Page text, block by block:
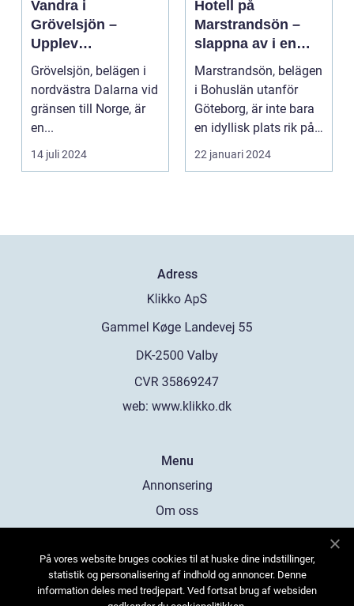
Vandra i
Grövelsjön –
Upplev
spektakulär natur
och
vildmarksupplevel
ser på nära håll
Grövelsjön, belägen i
nordvästra Dalarna vid
gränsen till Norge, är
en...
14 juli 2024
Hotell på
Marstrandsön –
slappna av i en
oas vid havet
Marstrandsön, belägen
i Bohuslän utanför
Göteborg, är inte bara
en idyllisk plats rik på
historia oc...
22 januari 2024
Adress
web: www.klikko.dk
Menu
Annonsering
Om oss
Kontakta oss
Sitemap
På vores website bruges cookies til at huske dine indstillinger,
statistik og personalisering af indhold og annoncer. Denne
information deles med tredjepart. Ved fortsat brug af websiden